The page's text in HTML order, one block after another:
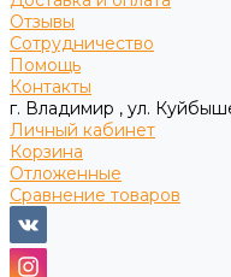
Отзывы
Сотрудничество
Помощь
Контакты
г. Владимир , ул.
Личный кабинет
Корзина
Отложенные
Сравнение товаров